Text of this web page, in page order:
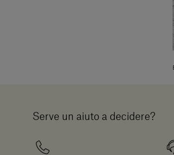
Serve un aiuto a decidere?